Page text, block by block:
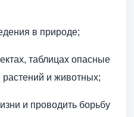
в природе;
таблицах опасные
и животных;
и проводить борьбу